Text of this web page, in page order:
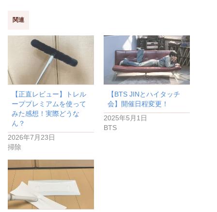
関連
【正直レビュー】トレル
ーププレミアムを使って
みた感想！実際どうな
ん？
2026年7月23日
掃除
【BTS JINとハイタッチ
会】開催日程変更！
2025年5月1日
BTS